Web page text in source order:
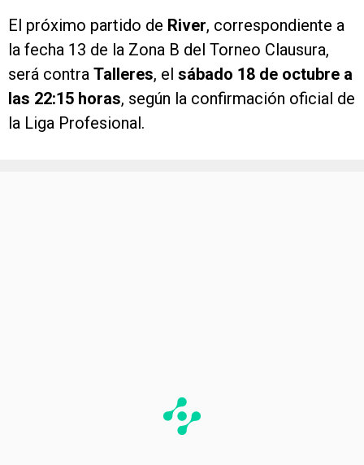
El próximo partido de River, correspondiente a
la fecha 13 de la Zona B del Torneo Clausura,
será contra Talleres, el sábado 18 de octubre a
las 22:15 horas, según la confirmación oficial de
la Liga Profesional.